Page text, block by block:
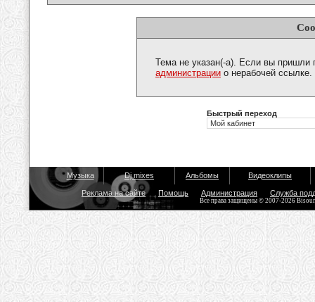
Тема не указан(-а). Если вы пришли
администрации о нерабочей ссылке.
Быстрый переход
Музыка Dj mixes Альбомы Видеоклипы
Реклама на сайте Помощь Администрация Служба
Все права защищены © 2007-2026